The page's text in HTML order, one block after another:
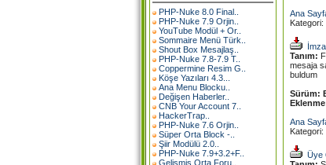
PHP-Nuke 8.0 Final..
PHP-Nuke 7.9 Orjin..
YouTube Modül + Or..
Sommaire Menü Türk..
Shout Box Mesajlaş..
PHP-Nuke 7.8-7.9 T..
Coppermine Resim G..
Köşe Yazıları 4.3...
Ana Menu Blocku..
Değişen Haberler..
CNB Your Account 7..
HackerTrap..
PHP-Nuke 7.6 Orjin..
Süper Orta Block -..
Şiir Modülü 2.0..
PHP-Nuke 7.9+3.2+F..
Gelişmiş Orta Foru..
Ana
Tanım:
mesaja
buldum
Sürüm:
Ana
Üye